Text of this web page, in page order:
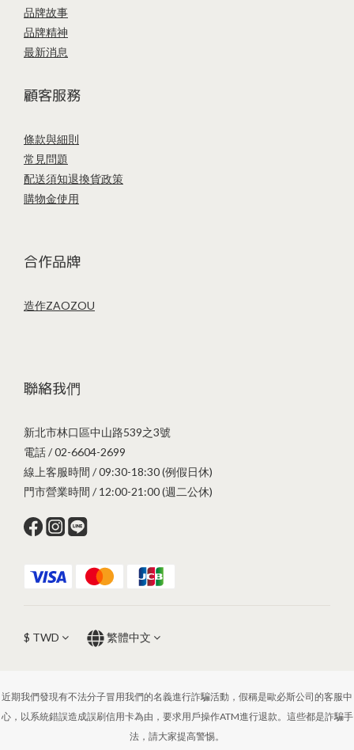
品牌故事
品牌精神
最新消息
顧客服務
條款與細則
常見問題
配送須知退換貨政策
購物金使用
合作品牌
造作ZAOZOU
聯絡我們
新北市林口區中山路539之3號
電話 / 02-6604-2699
線上客服時間 / 09:30-18:30 (例假日休)
門市營業時間 / 12:00-21:00 (週二公休)
$ TWD 繁體中文
近期我們發現有不法分子冒用我們的名義進行詐騙活動，假稱是歐必斯公司的客服中
心，以系統錯誤造成誤刷信用卡為由，要求用戶操作ATM進行退款。這些都是詐騙手
法，請大家提高警惕。